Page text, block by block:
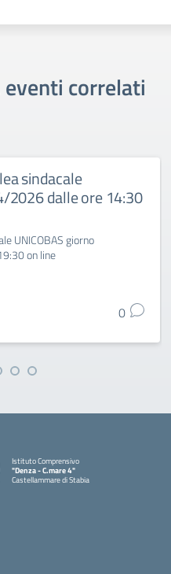
correlati
sindacale
2026 dalle ore 14:30
UNICOBAS giorno
on line
0
Istituto Comprensivo
"Denza - C.mare 4"
Castellammare di Stabia